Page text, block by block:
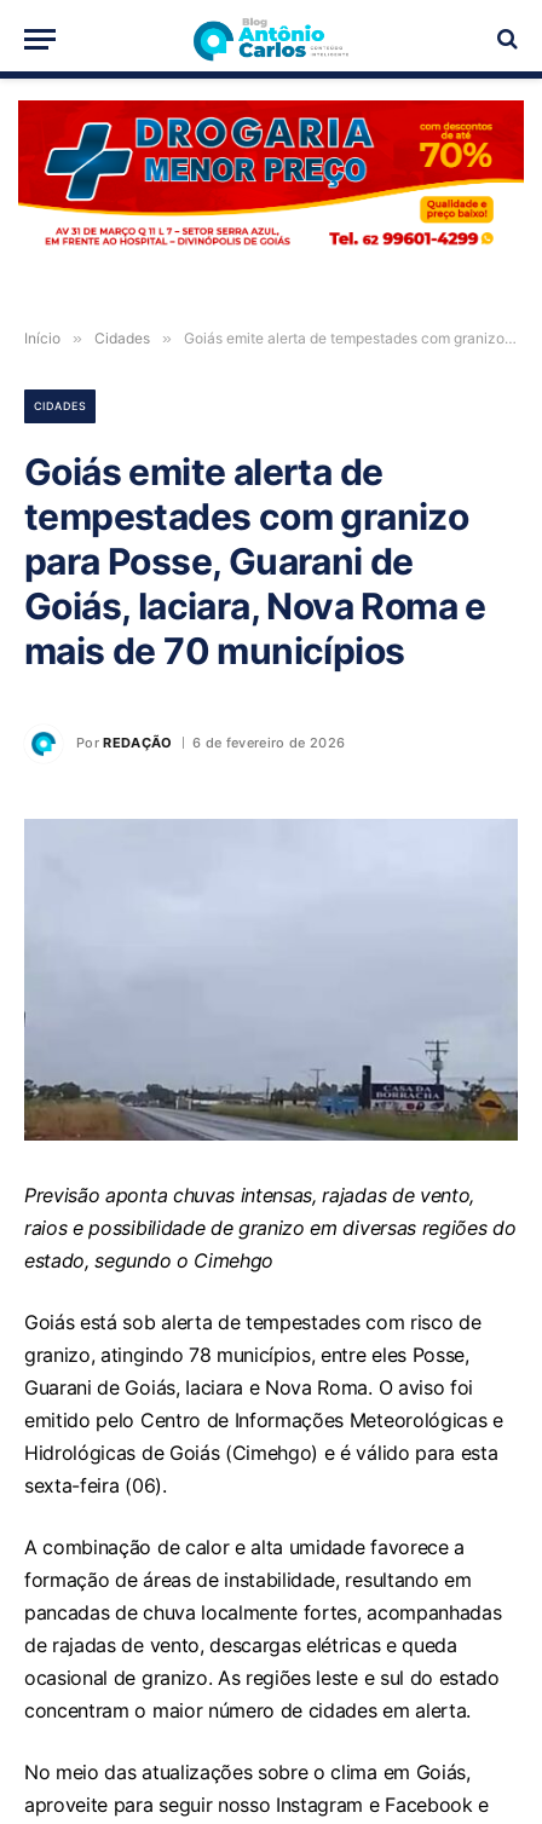
PUBLICIDADE
Início » Cidades » Goiás emite alerta de tempestades com granizo para Posse, Guarani de Goiás, Iaciara, Nova Roma e mais de 70 municípios
CIDADES
Goiás emite alerta de
tempestades com granizo
para Posse, Guarani de
Goiás, Iaciara, Nova Roma e
mais de 70 municípios
Por REDAÇÃO 6 de fevereiro de 2026
Previsão aponta chuvas intensas, rajadas de vento,
raios e possibilidade de granizo em diversas regiões do
estado, segundo o Cimehgo
Goiás está sob alerta de tempestades com risco de
granizo, atingindo 78 municípios, entre eles Posse,
Guarani de Goiás, Iaciara e Nova Roma. O aviso foi
emitido pelo Centro de Informações Meteorológicas e
Hidrológicas de Goiás (Cimehgo) e é válido para esta
sexta-feira (06).
A combinação de calor e alta umidade favorece a
formação de áreas de instabilidade, resultando em
pancadas de chuva localmente fortes, acompanhadas
de rajadas de vento, descargas elétricas e queda
ocasional de granizo. As regiões leste e sul do estado
concentram o maior número de cidades em alerta.
No meio das atualizações sobre o clima em Goiás,
aproveite para seguir nosso Instagram e Facebook e